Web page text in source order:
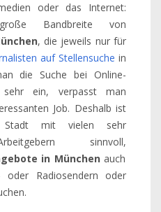
oder das Internet:
Bandbreite von
, die jeweils nur für
auf Stellensuche in
die Suche bei Online-
ein, verpasst man
Job. Deshalb ist
mit vielen sehr
sinnvoll,
in München auch
Radiosendern oder